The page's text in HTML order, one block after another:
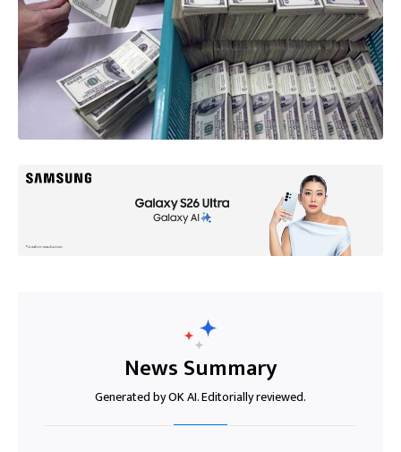
News Summary
Generated by OK AI. Editorially reviewed.